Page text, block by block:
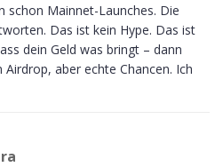
schon Mainnet-Launches. Die
Das ist kein Hype. Das ist
dein Geld was bringt – dann
aber echte Chancen. Ich